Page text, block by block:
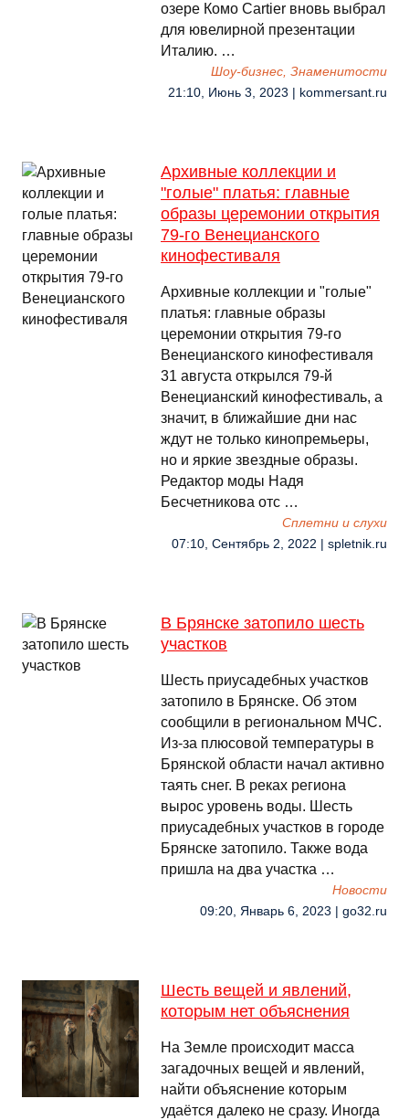
озере Комо Cartier вновь выбрал
для ювелирной презентации
Италию. …
Шоу-бизнес, Знаменитости
21:10, Июнь 3, 2023 | kommersant.ru
Архивные коллекции и
"голые" платья: главные
образы церемонии открытия
79-го Венецианского
кинофестиваля
Архивные коллекции и "голые"
платья: главные образы
церемонии открытия 79-го
Венецианского кинофестиваля
31 августа открылся 79-й
Венецианский кинофестиваль, а
значит, в ближайшие дни нас
ждут не только кинопремьеры,
но и яркие звездные образы.
Редактор моды Надя
Бесчетникова отс …
Сплетни и слухи
07:10, Сентябрь 2, 2022 | spletnik.ru
В Брянске затопило шесть
участков
Шесть приусадебных участков
затопило в Брянске. Об этом
сообщили в региональном МЧС.
Из-за плюсовой температуры в
Брянской области начал активно
таять снег. В реках региона
вырос уровень воды. Шесть
приусадебных участков в городе
Брянске затопило. Также вода
пришла на два участка …
Новости
09:20, Январь 6, 2023 | go32.ru
Шесть вещей и явлений,
которым нет объяснения
На Земле происходит масса
загадочных вещей и явлений,
найти объяснение которым
удаётся далеко не сразу. Иногда